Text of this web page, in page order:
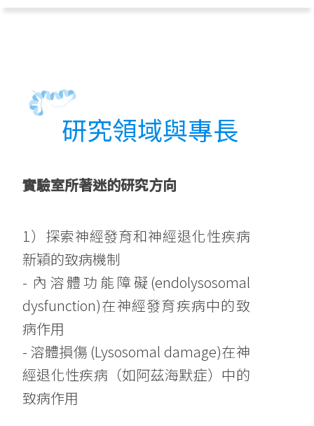
研究領域與專長
實驗室所著迷的研究方向
1）探索神經發育和神經退化性疾病
新穎的致病機制
- 內溶體功能障礙(endolysosomal
dysfunction)在神經發育疾病中的致
病作用
- 溶體損傷 (Lysosomal damage)在神
經退化性疾病（如阿茲海默症）中的
致病作用